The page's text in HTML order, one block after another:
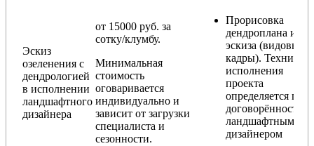
Эскиз
озеленения с
дендрологией
в исполнении
ландшафтного
дизайнера
от 15000 руб. за
сотку/клумбу.
Минимальная
стоимость
оговаривается
индивидуально и
зависит от загрузки
специалиста и
сезонности.
Прорисовка
дендроплана и
эскиза (видовые
кадры). Техника
исполнения
проекта
определяется по
договорённости с
ландшафтным
дизайнером